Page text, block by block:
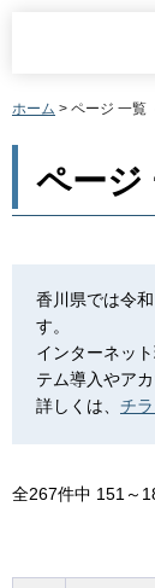
ホーム > ページ 一覧
ページ
香川県では令
す。
インターネッ
テム導入やア
詳しくは、 チ
全267件中 151～